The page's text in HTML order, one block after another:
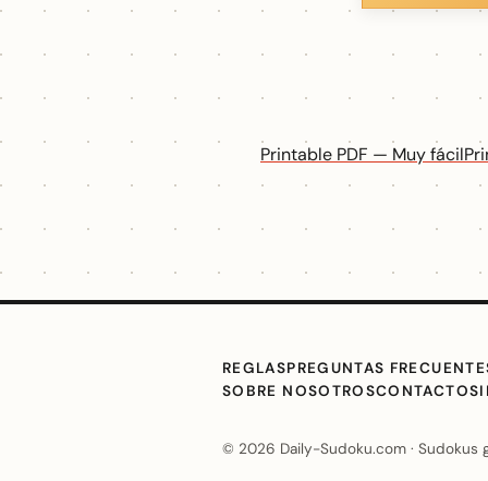
Printable PDF — Muy fácil
REGLASPREGUNTAS
SOBRE NOSOTROSCONTACTO
© 2026 Daily-Sudoku.com · Sudokus